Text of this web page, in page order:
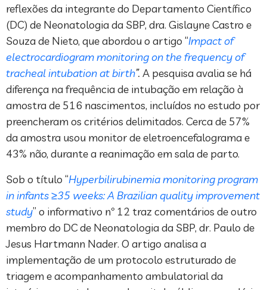
reflexões da integrante do Departamento Científico
(DC) de Neonatologia da SBP, dra. Gislayne Castro e
Souza de Nieto, que abordou o artigo “Impact of
electrocardiogram monitoring on the frequency of
tracheal intubation at birth”. A pesquisa avalia se há
diferença na frequência de intubação em relação à
amostra de 516 nascimentos, incluídos no estudo por
preencheram os critérios delimitados. Cerca de 57%
da amostra usou monitor de eletroencefalograma e
43% não, durante a reanimação em sala de parto.
Sob o título “Hyperbilirubinemia monitoring program
in infants ≥35 weeks: A Brazilian quality improvement
study” o informativo nº 12 traz comentários de outro
membro do DC de Neonatologia da SBP, dr. Paulo de
Jesus Hartmann Nader. O artigo analisa a
implementação de um protocolo estruturado de
triagem e acompanhamento ambulatorial da